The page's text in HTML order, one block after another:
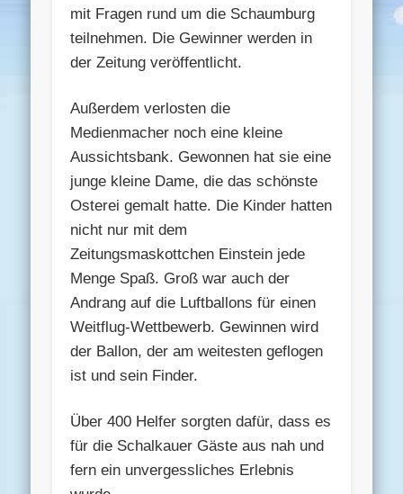
mit Fragen rund um die Schaumburg
teilnehmen. Die Gewinner werden in
der Zeitung veröffentlicht.
Außerdem verlosten die
Medienmacher noch eine kleine
Aussichtsbank. Gewonnen hat sie eine
junge kleine Dame, die das schönste
Osterei gemalt hatte. Die Kinder hatten
nicht nur mit dem
Zeitungsmaskottchen Einstein jede
Menge Spaß. Groß war auch der
Andrang auf die Luftballons für einen
Weitflug-Wettbewerb. Gewinnen wird
der Ballon, der am weitesten geflogen
ist und sein Finder.
Über 400 Helfer sorgten dafür, dass es
für die Schalkauer Gäste aus nah und
fern ein unvergessliches Erlebnis